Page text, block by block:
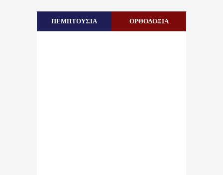
ΠΕΜΠΤΟΥΣΙΑ ΟΡΘΟΔΟΞΙΑ